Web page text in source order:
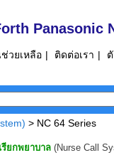
Panasonic
วยเหลือ | ติดต่อเรา |
> NC 64 Series
รียกพยาบาล (Nurse Call